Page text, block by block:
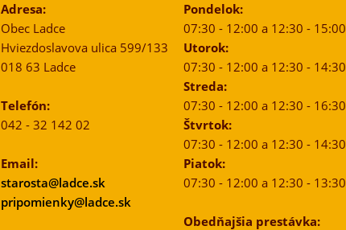
Adresa:
Obec Ladce
Hviezdoslavova ulica 599/133
018 63 Ladce
Telefón:
042 - 32 142 02
Email:
starosta@ladce.sk
pripomienky@ladce.sk
Pondelok:
07:30 - 12:00 a 12:30 - 15:00
Utorok:
07:30 - 12:00 a 12:30 - 14:30
Streda:
07:30 - 12:00 a 12:30 - 16:30
Štvrtok:
07:30 - 12:00 a 12:30 - 14:30
Piatok:
07:30 - 12:00 a 12:30 - 13:30
Obedňajšia prestávka: